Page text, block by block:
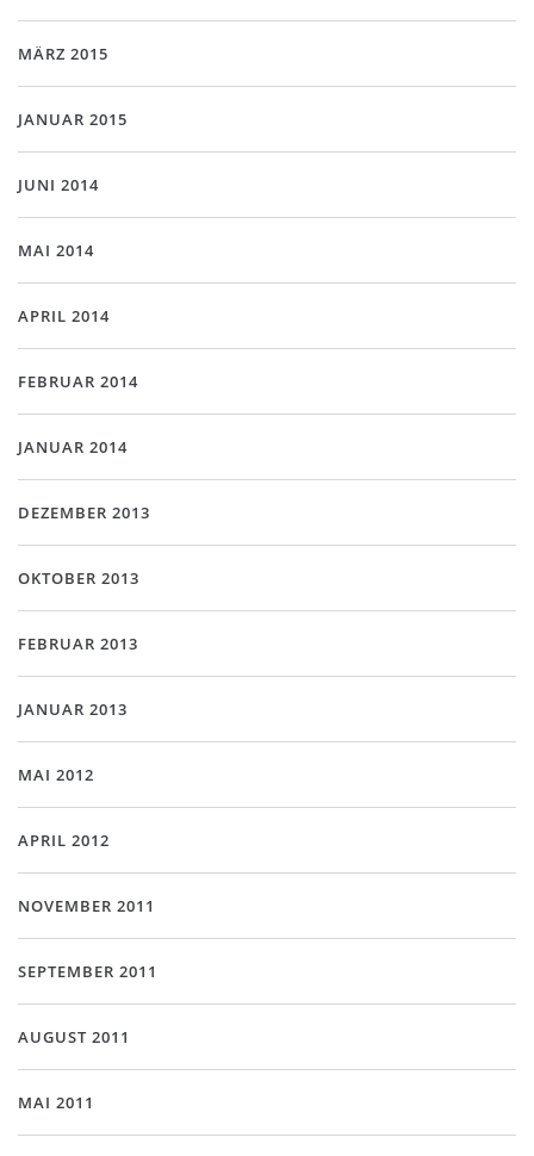
MÄRZ 2015
JANUAR 2015
JUNI 2014
MAI 2014
APRIL 2014
FEBRUAR 2014
JANUAR 2014
DEZEMBER 2013
OKTOBER 2013
FEBRUAR 2013
JANUAR 2013
MAI 2012
APRIL 2012
NOVEMBER 2011
SEPTEMBER 2011
AUGUST 2011
MAI 2011